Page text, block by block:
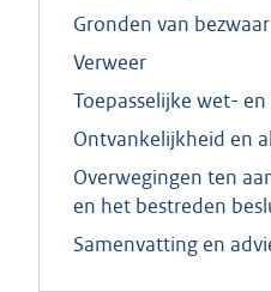
Gronden van bezwaar
Verweer
Toepasselijke wet-
Ontvankelijkheid en
Overwegingen ten
en het bestreden
Samenvatting en